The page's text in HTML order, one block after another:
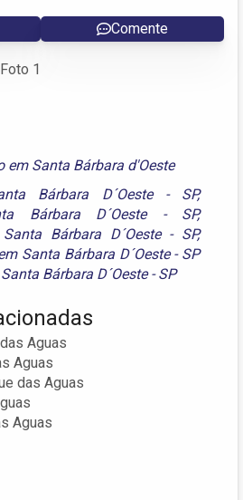
Comente
em Santa Bárbara d'Oeste
Bárbara D´Oeste - SP,
Bárbara D´Oeste - SP,
Bárbara D´Oeste - SP,
Santa Bárbara D´Oeste - SP
Bárbara D´Oeste - SP
Aguas
Aguas
das Aguas
Aguas